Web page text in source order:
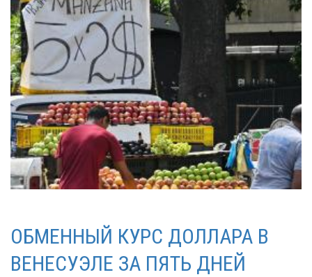
ОБМЕННЫЙ КУРС ДОЛЛАРА В
ВЕНЕСУЭЛЕ ЗА ПЯТЬ ДНЕЙ